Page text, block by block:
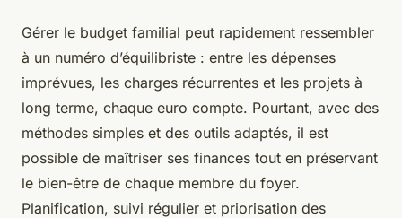
Gérer le budget familial peut rapidement ressembler
à un numéro d’équilibriste : entre les dépenses
imprévues, les charges récurrentes et les projets à
long terme, chaque euro compte. Pourtant, avec des
méthodes simples et des outils adaptés, il est
possible de maîtriser ses finances tout en préservant
le bien-être de chaque membre du foyer.
Planification, suivi régulier et priorisation des